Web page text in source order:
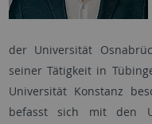
der Universität
seiner Tätigkeit in
Universität Konstanz
befasst sich mit den